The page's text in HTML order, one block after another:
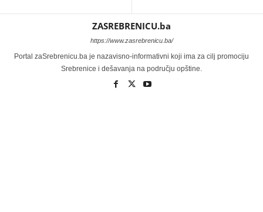
ZASREBRENICU.ba
https://www.zasrebrenicu.ba/
Portal zaSrebrenicu.ba je nazavisno-informativni koji ima za cilj promociju
Srebrenice i dešavanja na području opštine.